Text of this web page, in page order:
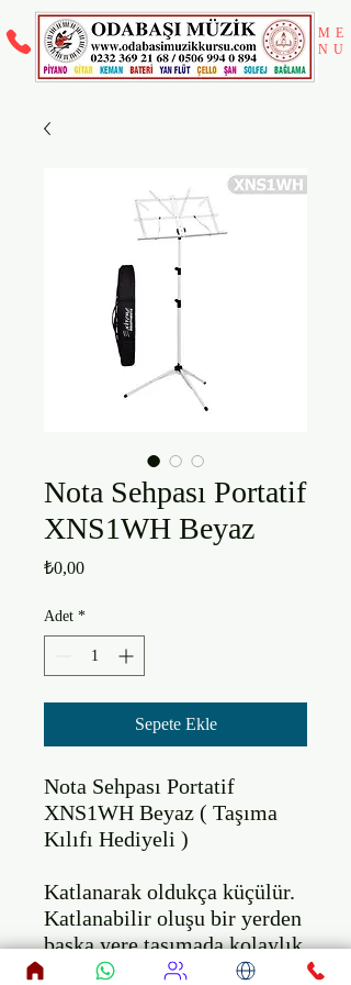
ME
NU
Nota Sehpası Portatif
XNS1WH Beyaz
₺0,00Fiyat
Adet *
Sepete Ekle
Nota Sehpası Portatif
XNS1WH Beyaz ( Taşıma
Kılıfı Hediyeli )
Katlanarak oldukça küçülür.
Katlanabilir oluşu bir yerden
başka yere taşımada kolaylık
sağlar.